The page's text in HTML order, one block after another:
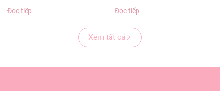
biết?Theo...
Đọc tiếp
Đọc tiếp
Xem tất cả